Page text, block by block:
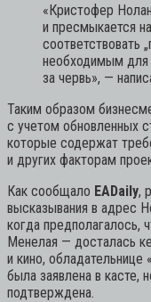
«Кристофер
и пресмыкается
соответствовать
необходимым для
за червь», —
Таким образом
с учетом обновленных
которые содержат
и других факторам
Как сообщало EADaily,
высказывания в адрес
когда предполагалось,
Менелая — досталась
и кино, обладательнице
была заявлена в касте,
подтверждена.